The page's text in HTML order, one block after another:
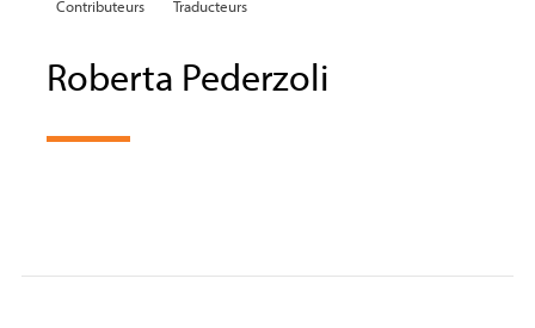
Contributeurs Traducteurs
Roberta Pederzoli